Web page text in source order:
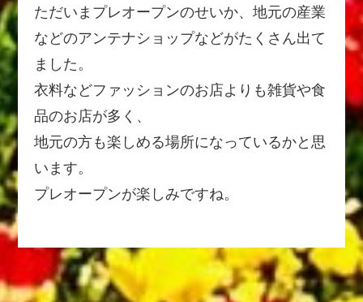
ただいまプレオープンのせいか、地元の産業
などのアンテナショップなどがたくさん出て
ました。
衣料などファッションのお店よりも雑貨や食
品のお店が多く、
地元の方も楽しめる場所になっているかと思
います。
プレオープンが楽しみですね。